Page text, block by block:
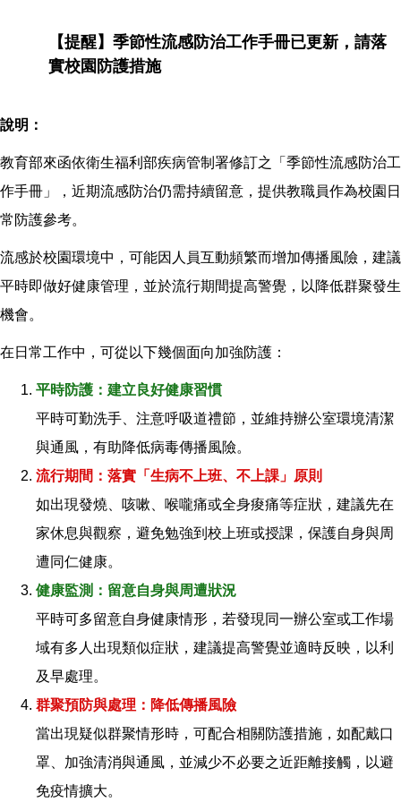
【提醒】季節性流感防治工作手冊已更新，請落
實校園防護措施
說明：
教育部來函依衛生福利部疾病管制署修訂之「季節性流感防治工
作手冊」，近期流感防治仍需持續留意，提供教職員作為校園日
常防護參考。
流感於校園環境中，可能因人員互動頻繁而增加傳播風險，建議
平時即做好健康管理，並於流行期間提高警覺，以降低群聚發生
機會。
在日常工作中，可從以下幾個面向加強防護：
平時防護：建立良好健康習慣
平時可勤洗手、注意呼吸道禮節，並維持辦公室環境清潔
與通風，有助降低病毒傳播風險。
流行期間：落實「生病不上班、不上課」原則
如出現發燒、咳嗽、喉嚨痛或全身痠痛等症狀，建議先在
家休息與觀察，避免勉強到校上班或授課，保護自身與周
遭同仁健康。
健康監測：留意自身與周遭狀況
平時可多留意自身健康情形，若發現同一辦公室或工作場
域有多人出現類似症狀，建議提高警覺並適時反映，以利
及早處理。
群聚預防與處理：降低傳播風險
當出現疑似群聚情形時，可配合相關防護措施，如配戴口
罩、加強清消與通風，並減少不必要之近距離接觸，以避
免疫情擴大。